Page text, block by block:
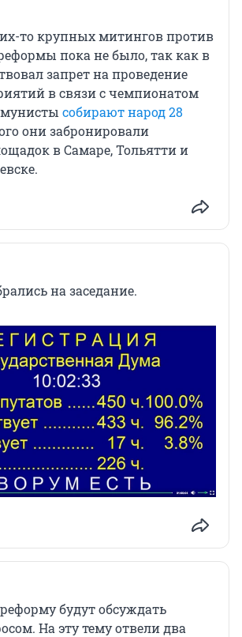
то крупных митингов против
пока не было, так как в
запрет на проведение
в связи с чемпионатом
собирают народ 28
они забронировали
в Самаре, Тольятти и
на заседание.
будут обсуждать
На эту тему отвели два